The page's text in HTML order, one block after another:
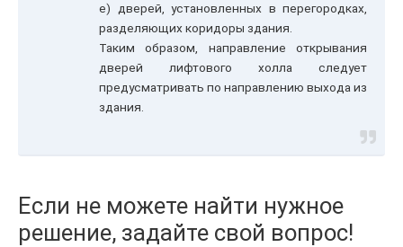
е) дверей, установленных в перегородках,
разделяющих коридоры здания.
Таким образом, направление открывания
дверей лифтового холла следует
предусматривать по направлению выхода из
здания.
Если не можете найти нужное
решение, задайте свой вопрос!